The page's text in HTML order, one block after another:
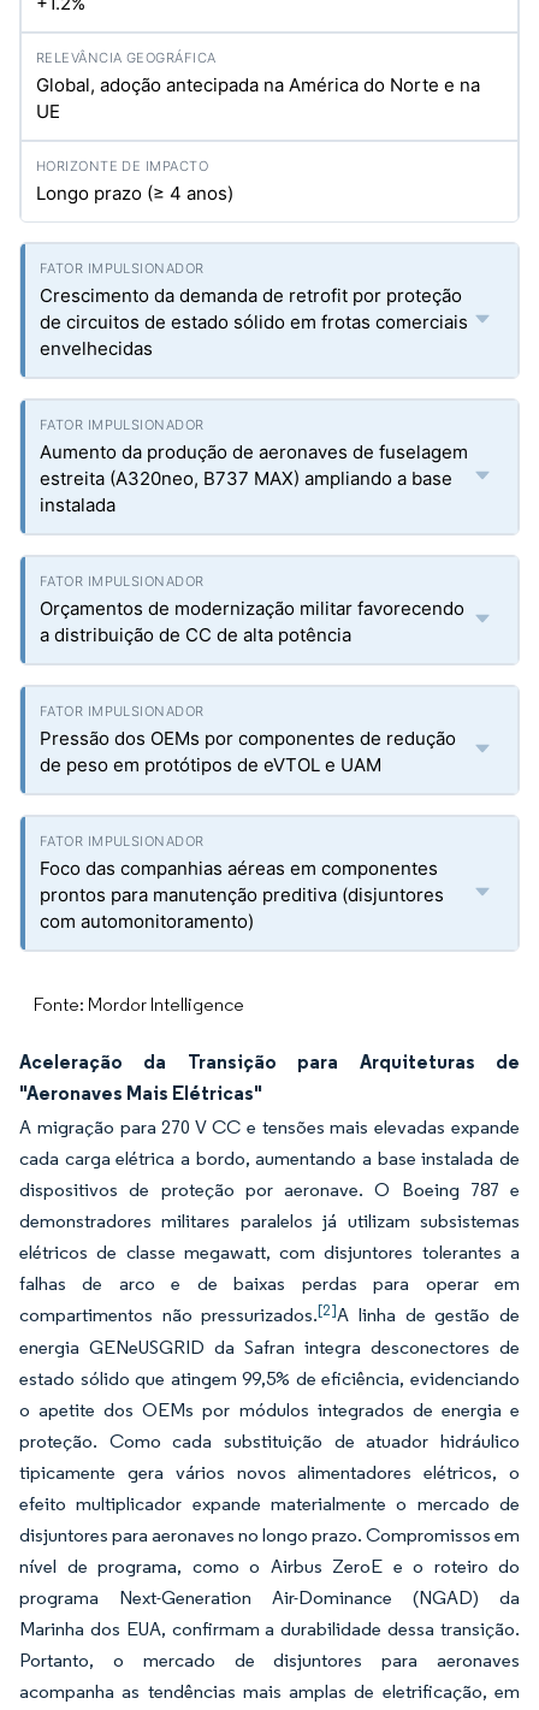
Global, adoção antecipada na América do Norte e na
UE
Longo prazo (≥ 4 anos)
Crescimento da demanda de retrofit por proteção
de circuitos de estado sólido em frotas comerciais
envelhecidas
Aumento da produção de aeronaves de fuselagem
estreita (A320neo, B737 MAX) ampliando a base
instalada
Orçamentos de modernização militar favorecendo
a distribuição de CC de alta potência
Pressão dos OEMs por componentes de redução
de peso em protótipos de eVTOL e UAM
Foco das companhias aéreas em componentes
prontos para manutenção preditiva (disjuntores
com automonitoramento)
Fonte: Mordor Intelligence
Aceleração da Transição para Arquiteturas de
"Aeronaves Mais Elétricas"
A migração para 270 V CC e tensões mais elevadas expande
cada carga elétrica a bordo, aumentando a base instalada de
dispositivos de proteção por aeronave. O Boeing 787 e
demonstradores militares paralelos já utilizam subsistemas
elétricos de classe megawatt, com disjuntores tolerantes a
falhas de arco e de baixas perdas para operar em
compartimentos não pressurizados.[2]A linha de gestão de
energia GENeUSGRID da Safran integra desconectores de
estado sólido que atingem 99,5% de eficiência, evidenciando
o apetite dos OEMs por módulos integrados de energia e
proteção. Como cada substituição de atuador hidráulico
tipicamente gera vários novos alimentadores elétricos, o
efeito multiplicador expande materialmente o mercado de
disjuntores para aeronaves no longo prazo. Compromissos em
nível de programa, como o Airbus ZeroE e o roteiro do
programa Next-Generation Air-Dominance (NGAD) da
Marinha dos EUA, confirmam a durabilidade dessa transição.
Portanto, o mercado de disjuntores para aeronaves
acompanha as tendências mais amplas de eletrificação, em